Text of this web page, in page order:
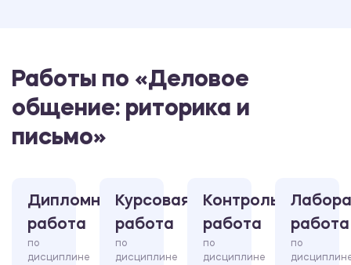
Работы по «Деловое
общение: риторика и
письмо»
Дипломная
работа
по
дисциплине
Курсовая
работа
по
дисциплине
Контрольная
работа
по
дисциплине
работа
по